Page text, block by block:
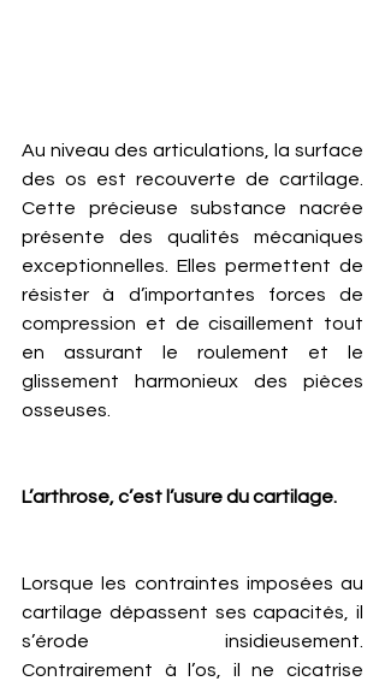
Au niveau des articulations, la surface
des os est recouverte de cartilage.
Cette précieuse substance nacrée
présente des qualités mécaniques
exceptionnelles. Elles permettent de
résister à d’importantes forces de
compression et de cisaillement tout
en assurant le roulement et le
glissement harmonieux des pièces
osseuses.
L’arthrose, c’est l’usure du cartilage.
Lorsque les contraintes imposées au
cartilage dépassent ses capacités, il
s’érode insidieusement.
Contrairement à l’os, il ne cicatrise